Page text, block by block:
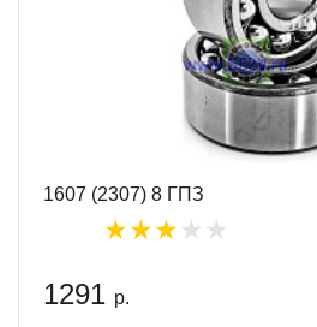
1607 (2307) 8 ГПЗ
1291 р.